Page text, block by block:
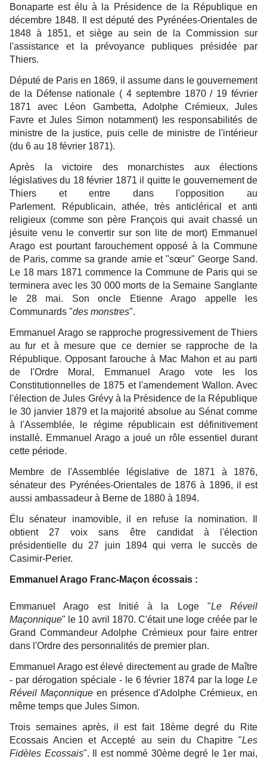
Bonaparte est élu à la Présidence de la République en
décembre 1848. Il est député des Pyrénées-Orientales de
1848 à 1851, et siège au sein de la Commission sur
l'assistance et la prévoyance publiques présidée par
Thiers.
Député de Paris en 1869, il assume dans le gouvernement
de la Défense nationale ( 4 septembre 1870 / 19 février
1871 avec Léon Gambetta, Adolphe Crémieux, Jules
Favre et Jules Simon notamment) les responsabilités de
ministre de la justice, puis celle de ministre de l'intérieur
(du 6 au 18 février 1871).
Après la victoire des monarchistes aux élections
législatives du 18 février 1871 il quitte le gouvernement de
Thiers et entre dans l'opposition au
Parlement.
Républicain, athée, très anticlérical et anti
religieux (comme son père François qui avait chassé un
jésuite venu le convertir sur son lite de mort) Emmanuel
Arago est pourtant farouchement opposé à la Commune
de Paris, comme sa grande amie et "sœur" George Sand.
Le 18 mars 1871 commence la Commune de Paris qui se
terminera avec les 30 000 morts de la Semaine Sanglante
le 28 mai. Son oncle Etienne Arago appelle les
Communards "des monstres".
Emmanuel Arago se rapproche progressivement de Thiers
au fur et à mesure que ce dernier se rapproche de la
République. Opposant farouche à Mac Mahon et au parti
de l'Ordre Moral, Emmanuel Arago vote les los
Constitutionnelles de 1875 et l'amendement Wallon. Avec
l'élection de Jules Grévy à la Présidence de la République
le 30 janvier 1879 et la majorité absolue au Sénat comme
à l'Assemblée, le régime républicain est définitivement
installé. Emmanuel Arago a joué un rôle essentiel durant
cette période.
Membre de l'Assemblée législative de 1871 à 1876,
sénateur des Pyrénées-Orientales de 1876 à 1896, il est
aussi ambassadeur à Berne de 1880 à 1894.
Élu sénateur inamovible, il en refuse la nomination. Il
obtient 27 voix sans être candidat à l'élection
présidentielle du 27 juin 1894 qui verra le succès de
Casimir-Perier.
Emmanuel Arago Franc-Maçon écossais :
Emmanuel Arago est Initié à la Loge "Le Réveil
Maçonnique" le 10 avril 1870. C'était une loge créée par le
Grand Commandeur Adolphe Crémieux pour faire entrer
dans l'Ordre des personnalités de premier plan.
Emmanuel Arago est élevé directement au grade de Maître
- par dérogation spéciale - le 6 février 1874 par la loge Le
Réveil Maçonniqueen présence d'Adolphe Crémieux, en
même temps que Jules Simon.
Trois semaines après, il est fait 18ème degré du Rite
Ecossais Ancien et Accepté au sein du Chapitre "Les
Fidèles Ecossais". Il est nommé 30ème degré le 1er mai,